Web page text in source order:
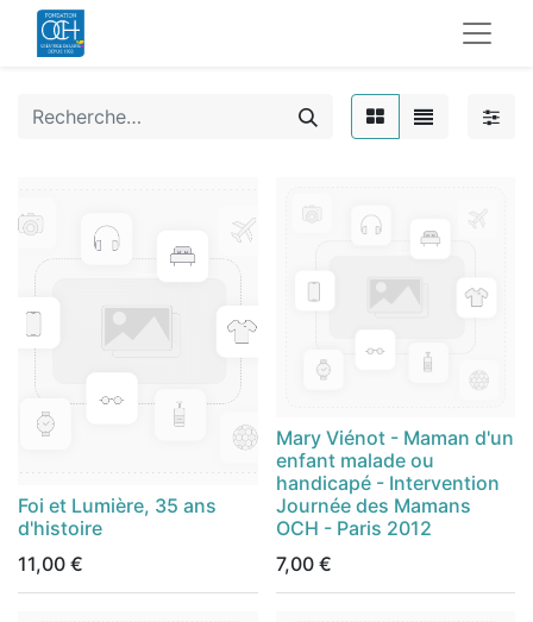
Foi et Lumière, 35 ans
d'histoire
11,00 €
Mary Viénot - Maman d'un
enfant malade ou
handicapé - Intervention
Journée des Mamans
OCH - Paris 2012
7,00€